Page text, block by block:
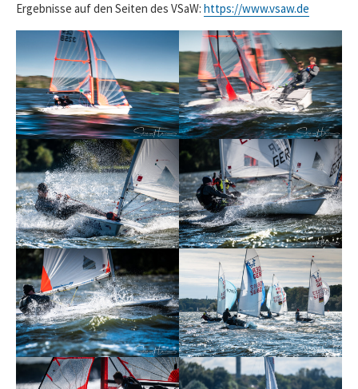
Ergebnisse auf den Seiten des VSaW: https://www.vsaw.de